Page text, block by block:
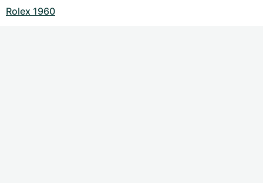
Rolex 1960